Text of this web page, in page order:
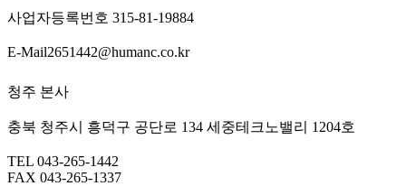
사업자등록번호 315-81-19884
E-Mail2651442@humanc.co.kr
청주 본사
충북 청주시 흥덕구 공단로 134 세중테크노밸리 1204호
TEL 043-265-1442
FAX 043-265-1337